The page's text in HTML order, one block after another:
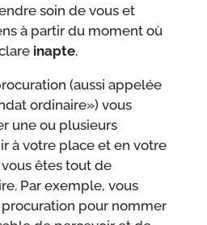
soin de vous et
à partir du moment où
inapte.
(aussi appelée
ordinaire») vous
une ou plusieurs
à votre place et en votre
êtes tout de
Par exemple, vous
pour nommer